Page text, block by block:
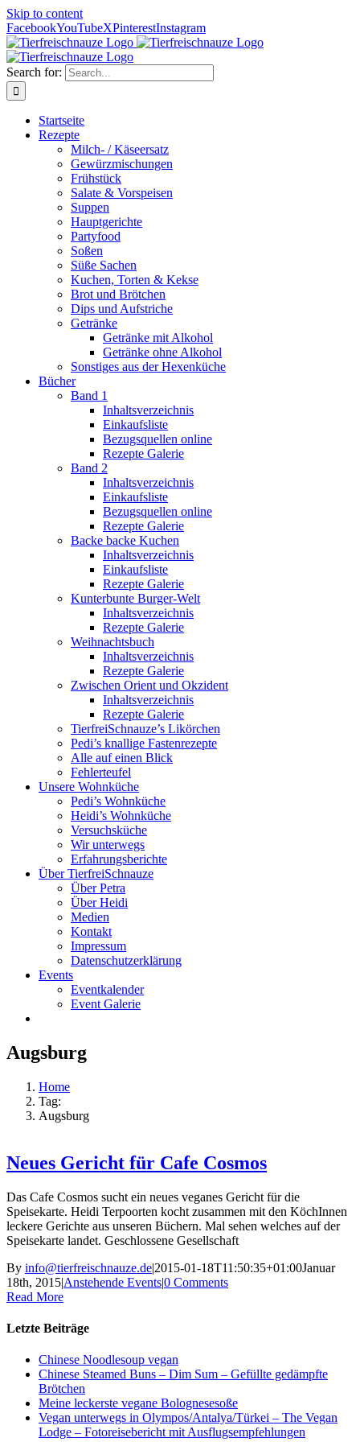
Skip to content
FacebookYouTubeXPinterestInstagram
Search for:
Startseite
Rezepte
Milch- / Käseersatz
Gewürzmischungen
Frühstück
Salate & Vorspeisen
Suppen
Hauptgerichte
Partyfood
Soßen
Süße Sachen
Kuchen, Torten & Kekse
Brot und Brötchen
Dips und Aufstriche
Getränke
Getränke mit Alkohol
Getränke ohne Alkohol
Sonstiges aus der Hexenküche
Bücher
Band 1
Inhaltsverzeichnis
Einkaufsliste
Bezugsquellen online
Rezepte Galerie
Band 2
Inhaltsverzeichnis
Einkaufsliste
Bezugsquellen online
Rezepte Galerie
Backe backe Kuchen
Inhaltsverzeichnis
Einkaufsliste
Rezepte Galerie
Kunterbunte Burger-Welt
Inhaltsverzeichnis
Rezepte Galerie
Weihnachtsbuch
Inhaltsverzeichnis
Rezepte Galerie
Zwischen Orient und Okzident
Inhaltsverzeichnis
Rezepte Galerie
TierfreiSchnauze’s Likörchen
Pedi’s knallige Fastenrezepte
Alle auf einen Blick
Fehlerteufel
Unsere Wohnküche
Pedi’s Wohnküche
Heidi’s Wohnküche
Versuchsküche
Wir unterwegs
Erfahrungsberichte
Über TierfreiSchnauze
Über Petra
Über Heidi
Medien
Kontakt
Impressum
Datenschutzerklärung
Events
Eventkalender
Event Galerie
Augsburg
Home
Tag:
Augsburg
Neues Gericht für Cafe Cosmos
Das Cafe Cosmos sucht ein neues veganes Gericht für die
Speisekarte. Heidi Terpoorten kocht zusammen mit den KöchInnen
leckere Gerichte aus unseren Büchern. Mal sehen welches auf der
Speisekarte landet. Geschlossene Gesellschaft
By info@tierfreischnauze.de|2015-01-18T11:50:35+01:00Januar
18th, 2015|Anstehende Events|0 Comments
Read More
Letzte Beiträge
Chinese Noodlesoup vegan
Chinese Steamed Buns – Dim Sum – Gefüllte gedämpfte
Brötchen
Meine leckerste vegane Bolognesesoße
Vegan unterwegs in Olympos/Antalya/Türkei – The Vegan
Lodge – Fotoreisebericht mit Ausflugsempfehlungen